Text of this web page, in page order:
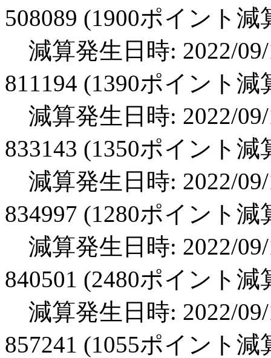
508089 (1900ポイント減
減算発生日時: 2022/
811194 (1390ポイント減
減算発生日時: 2022/
833143 (1350ポイント減
減算発生日時: 2022/
834997 (1280ポイント減
減算発生日時: 2022/
840501 (2480ポイント減
減算発生日時: 2022/
857241 (1055ポイント減